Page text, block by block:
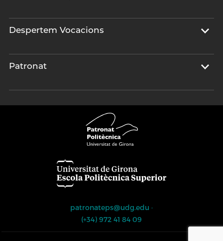
Despertem Vocacions
Patronat
patronateps@udg.edu ·
(+34) 972 41 84 09